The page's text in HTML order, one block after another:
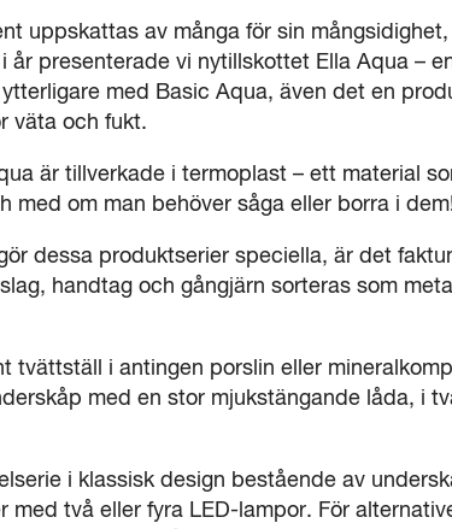
uppskattas av många för sin
år presenterade vi nytillskottet Ella Aqua –
med Basic Aqua, även det en
väta och fukt.
är tillverkade i termoplast – ett material
med om man behöver såga eller borra i
dessa produktserier speciella, är det
handtag och gångjärn sorteras som
tvättställ i antingen porslin eller
med en stor mjukstängande låda, i
i klassisk design bestående av
med två eller fyra LED-lampor. För